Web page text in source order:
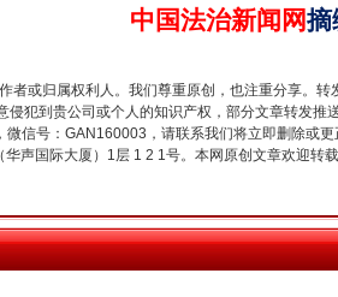
中国法治新闻网摘
者或归属权利人。我们尊重原创，也注重分享。转
犯到贵公司或个人的知识产权，部分文章转发推
信号：GAN160003，请联系我们将立即删除或
声国际大厦）1层 1 2 1号。本网原创文章欢迎转
新中国诞生的